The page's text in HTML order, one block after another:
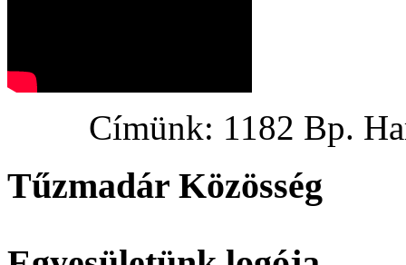
Címünk: 1182 Bp.
Tűzmadár Közösség